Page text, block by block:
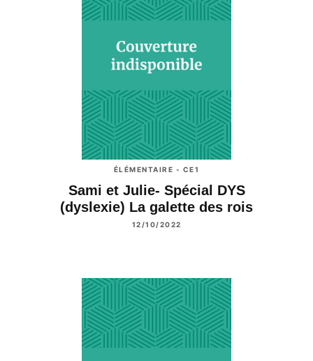
ÉLÉMENTAIRE - CE1
Sami et Julie- Spécial DYS
(dyslexie) La galette des rois
12/10/2022